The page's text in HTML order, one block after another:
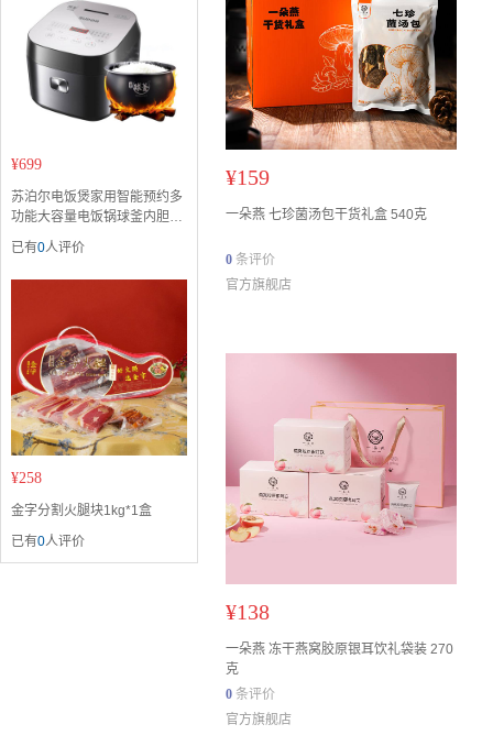
¥699
苏泊尔电饭煲家用智能预约多
功能大容量电饭锅球釜内胆
SF40FC577
已有0人评价
¥258
金字分割火腿块1kg*1盒
已有0人评价
¥159
一朵燕 七珍菌汤包干货礼盒 540克
0 条评价
官方旗舰店
¥138
一朵燕 冻干燕窝胶原银耳饮礼袋装 270
克
0 条评价
官方旗舰店